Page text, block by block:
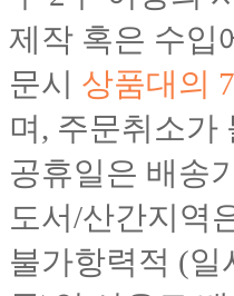
제작 혹은 수입
문시 상품대의
며, 주문취소가
공휴일은 배송
도서/산간지역
불가항력적 (일